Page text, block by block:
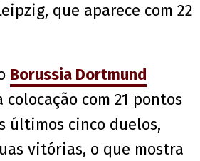
que aparece com 22
Borussia Dortmund
com 21 pontos
últimos cinco duelos,
vitórias, o que mostra